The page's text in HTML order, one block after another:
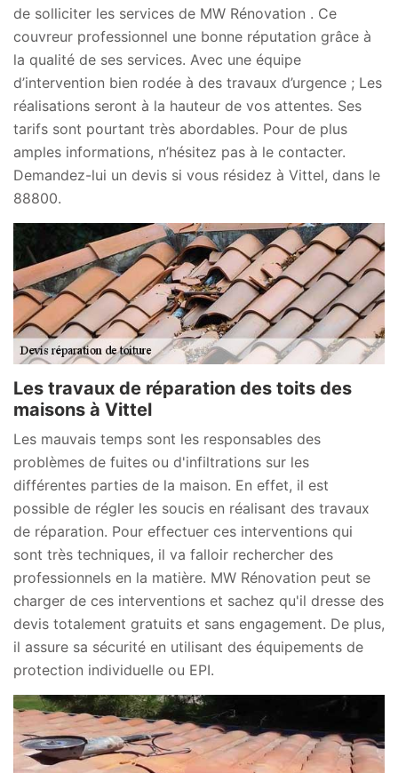
de solliciter les services de MW Rénovation . Ce
couvreur professionnel une bonne réputation grâce à
la qualité de ses services. Avec une équipe
d’intervention bien rodée à des travaux d’urgence ; Les
réalisations seront à la hauteur de vos attentes. Ses
tarifs sont pourtant très abordables. Pour de plus
amples informations, n’hésitez pas à le contacter.
Demandez-lui un devis si vous résidez à Vittel, dans le
88800.
Les travaux de réparation des toits des
maisons à Vittel
Les mauvais temps sont les responsables des
problèmes de fuites ou d'infiltrations sur les
différentes parties de la maison. En effet, il est
possible de régler les soucis en réalisant des travaux
de réparation. Pour effectuer ces interventions qui
sont très techniques, il va falloir rechercher des
professionnels en la matière. MW Rénovation peut se
charger de ces interventions et sachez qu'il dresse des
devis totalement gratuits et sans engagement. De plus,
il assure sa sécurité en utilisant des équipements de
protection individuelle ou EPI.